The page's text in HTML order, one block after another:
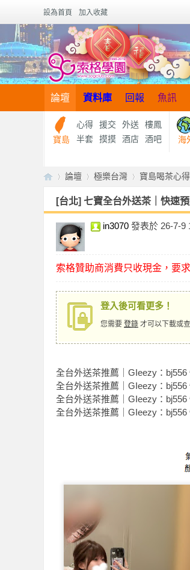
設為首頁 加入收藏
論壇 資料庫 回報 魚訊
寶島
心得 援交 外送
樓鳳
半套
摸摸 酒店 酒吧 海
論壇
›
極樂台灣
›
寶島喝茶心得
[台北] 七寶全台外送茶｜快速
in3070 發表於 26-7-9
索格贊助商消費只收現金，要
登入後可看更多！
您需要 登錄 才可以下載或
全台外送茶推薦｜GIeezy：
全台外送茶推薦｜GIeezy：
全台外送茶推薦｜GIeezy：
全台外送茶推薦｜GIeezy：